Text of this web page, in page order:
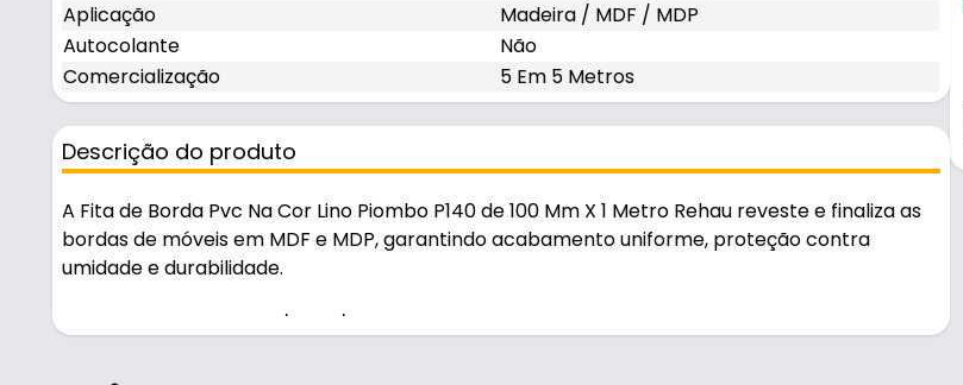
Aplicação
Madeira / MDF / MDP
Autocolante
Não
Comercialização
5 Em 5 Metros
Descrição do produto
A Fita de Borda Pvc Na Cor Lino Piombo P140 de 100 Mm X 1 Metro Rehau reveste e finaliza as
bordas de móveis em MDF e MDP, garantindo acabamento uniforme, proteção contra
umidade e durabilidade.
Indicado para madeira / mdf / mdp.